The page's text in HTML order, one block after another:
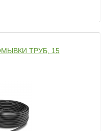
ТРУБ, 15